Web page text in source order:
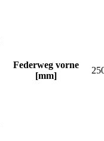
Federweg vorne
[mm]